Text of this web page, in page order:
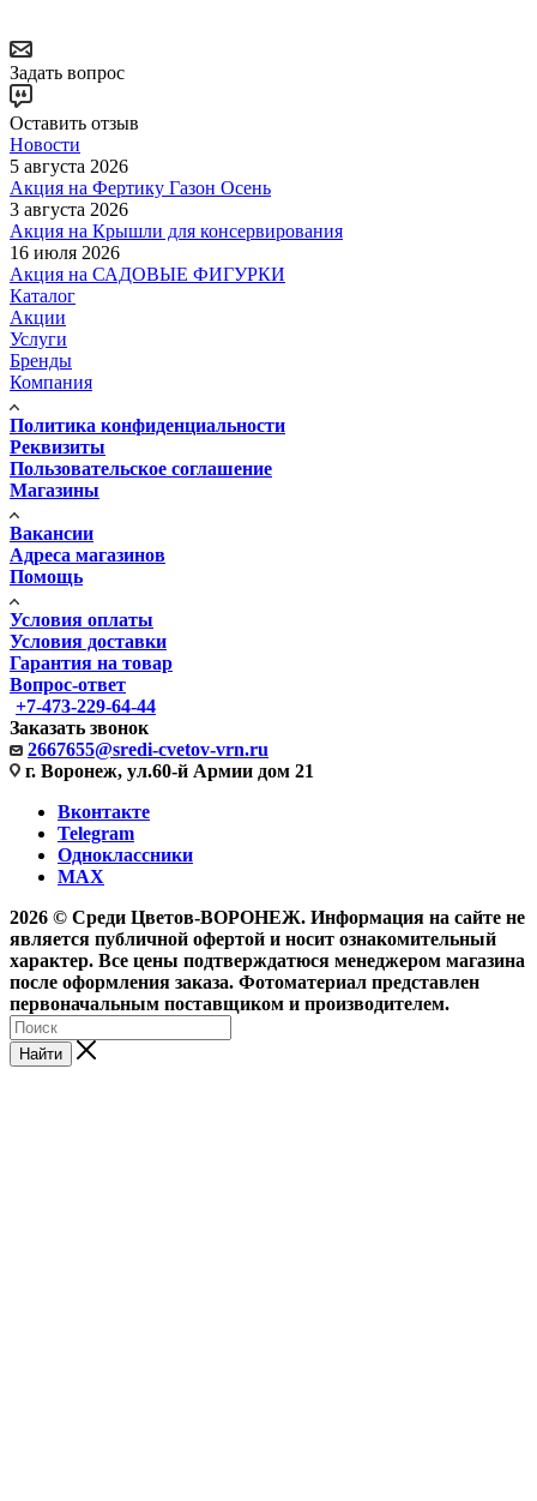
Задать вопрос
Оставить отзыв
Новости
5 августа 2026
Акция на Фертику Газон Осень
3 августа 2026
Акция на Крышли для консервирования
16 июля 2026
Акция на САДОВЫЕ ФИГУРКИ
Каталог
Акции
Услуги
Бренды
Компания
Политика конфиденциальности
Реквизиты
Пользовательское соглашение
Магазины
Вакансии
Адреса магазинов
Помощь
Условия оплаты
Условия доставки
Гарантия на товар
Вопрос-ответ
+7-473-229-64-44
Заказать звонок
2667655@sredi-cvetov-vrn.ru
г. Воронеж, ул.60-й Армии дом 21
Вконтакте
Telegram
Одноклассники
MAX
2026 © Среди Цветов-ВОРОНЕЖ. Информация на сайте не
является публичной офертой и носит ознакомительный
характер. Все цены подтверждатюся менеджером магазина
после оформления заказа. Фотоматериал представлен
первоначальным поставщиком и производителем.
Найти